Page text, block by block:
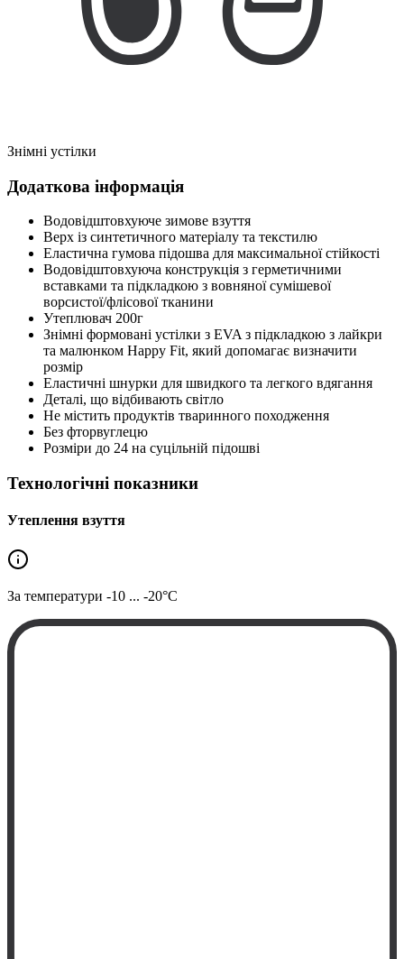
Знімні устілки
Додаткова інформація
Водовідштовхуюче зимове взуття
Верх із синтетичного матеріалу та текстилю
Еластична гумова підошва для максимальної стійкості
Водовідштовхуюча конструкція з герметичними
вставками та підкладкою з вовняної сумішевої
ворсистої/флісової тканини
Утеплювач 200г
Знімні формовані устілки з EVA з підкладкою з лайкри
та малюнком Happy Fit, який допомагає визначити
розмір
Еластичні шнурки для швидкого та легкого вдягання
Деталі, що відбивають світло
Не містить продуктів тваринного походження
Без фторвуглецю
Розміри до 24 на суцільній підошві
Технологічні показники
Утеплення взуття
За температури -10 ... -20°C